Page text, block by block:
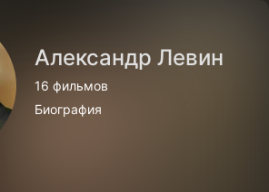
Александр Левин
16 фильмов
Биография
соглашение
Для партнёров
Бесплатные каналы